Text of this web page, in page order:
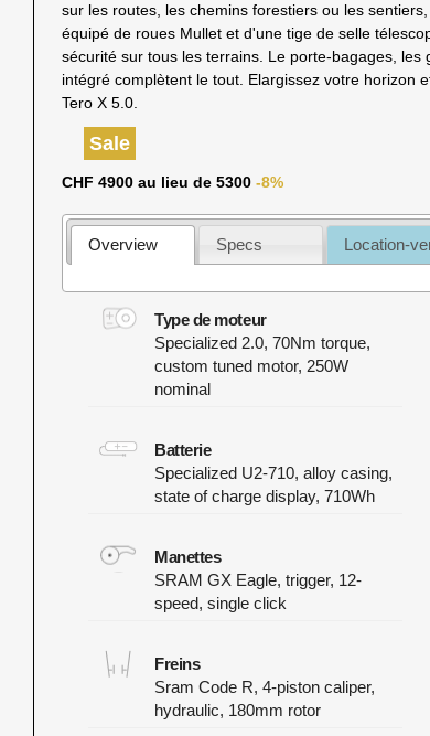
sur les routes, les chemins forestiers ou les
équipé de roues Mullet et d'une tige de selle
sécurité sur tous les terrains. Le porte-bagages,
intégré complètent le tout. Elargissez votre horizon
Tero X 5.0.
Sale
CHF 4900 au lieu de 5300 -8%
Overview Specs Location-
Type de moteur
Specialized 2.0, 70Nm torque,
custom tuned motor, 250W
nominal
Batterie
Specialized U2-710, alloy casing,
state of charge display, 710Wh
Manettes
SRAM GX Eagle, trigger, 12-
speed, single click
Freins
Sram Code R, 4-piston caliper,
hydraulic, 180mm rotor